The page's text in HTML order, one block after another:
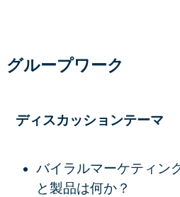
グループワーク
ディスカッションテーマ
バイラルマーケティン
と製品は何か？